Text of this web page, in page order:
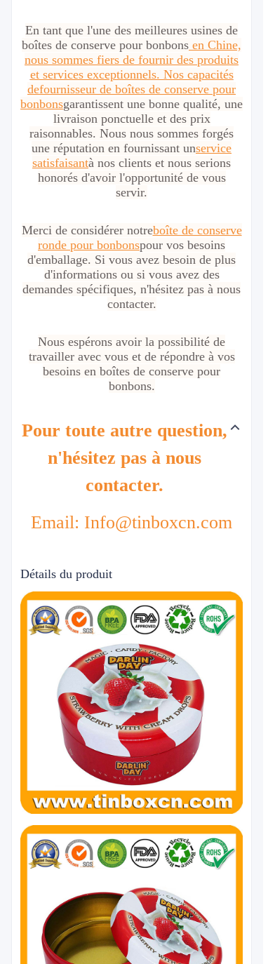
En tant que l'une des meilleures usines de
boîtes de conserve pour bonbons en Chine,
nous sommes fiers de fournir des produits
et services exceptionnels. Nos capacités
defournisseur de boîtes de conserve pour
bonbonsgarantissent une bonne qualité, une
livraison ponctuelle et des prix
raisonnables. Nous nous sommes forgés
une réputation en fournissant unservice
satisfaisantà nos clients et nous serions
honorés d'avoir l'opportunité de vous
servir.
Merci de considérer notreboîte de conserve
ronde pour bonbonspour vos besoins
d'emballage. Si vous avez besoin de plus
d'informations ou si vous avez des
demandes spécifiques, n'hésitez pas à nous
contacter.
Nous espérons avoir la possibilité de
travailler avec vous et de répondre à vos
besoins en boîtes de conserve pour
bonbons.
Pour toute autre question,
n'hésitez pas à nous
contacter.
Email: Info@tinboxcn.com
Détails du produit